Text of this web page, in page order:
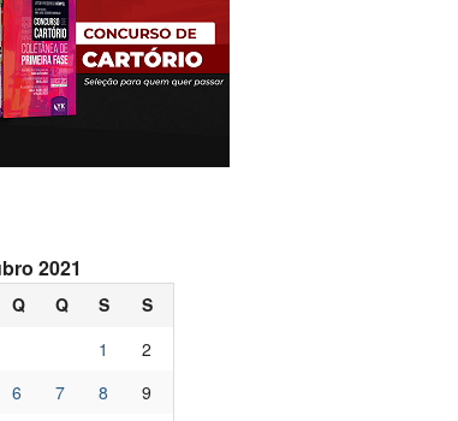
2021
Q Q S
S
1
2
6 7 8
9